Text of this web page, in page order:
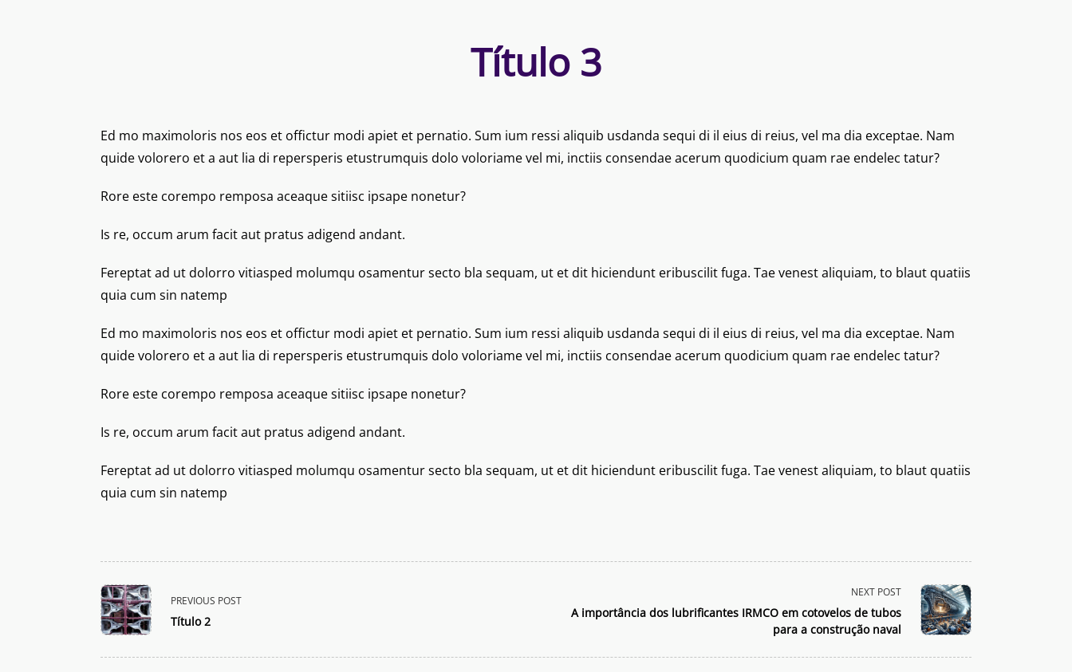
Título 3
Ed mo maximoloris nos eos et offictur modi apiet et pernatio. Sum ium ressi aliquib usdanda sequi di il eius di reius, vel ma dia exceptae. Nam
quide volorero et a aut lia di repersperis etustrumquis dolo voloriame vel mi, inctiis consendae acerum quodicium quam rae endelec tatur?
Rore este corempo remposa aceaque sitiisc ipsape nonetur?
Is re, occum arum facit aut pratus adigend andant.
Fereptat ad ut dolorro vitiasped molumqu osamentur secto bla sequam, ut et dit hiciendunt eribuscilit fuga. Tae venest aliquiam, to blaut quatiis
quia cum sin natemp
Ed mo maximoloris nos eos et offictur modi apiet et pernatio. Sum ium ressi aliquib usdanda sequi di il eius di reius, vel ma dia exceptae. Nam
quide volorero et a aut lia di repersperis etustrumquis dolo voloriame vel mi, inctiis consendae acerum quodicium quam rae endelec tatur?
Rore este corempo remposa aceaque sitiisc ipsape nonetur?
Is re, occum arum facit aut pratus adigend andant.
Fereptat ad ut dolorro vitiasped molumqu osamentur secto bla sequam, ut et dit hiciendunt eribuscilit fuga. Tae venest aliquiam, to blaut quatiis
quia cum sin natemp
<span
class="nav-
subtitle
PREVIOUS POST
Título 2
NEXT POST
A importância dos lubrificantes IRMCO em cotovelos de tubos
para a construção naval